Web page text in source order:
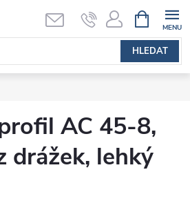
HLEDAT
NÁKUPNÍ
KOŠÍK
AC 45-8,
drážek, lehký